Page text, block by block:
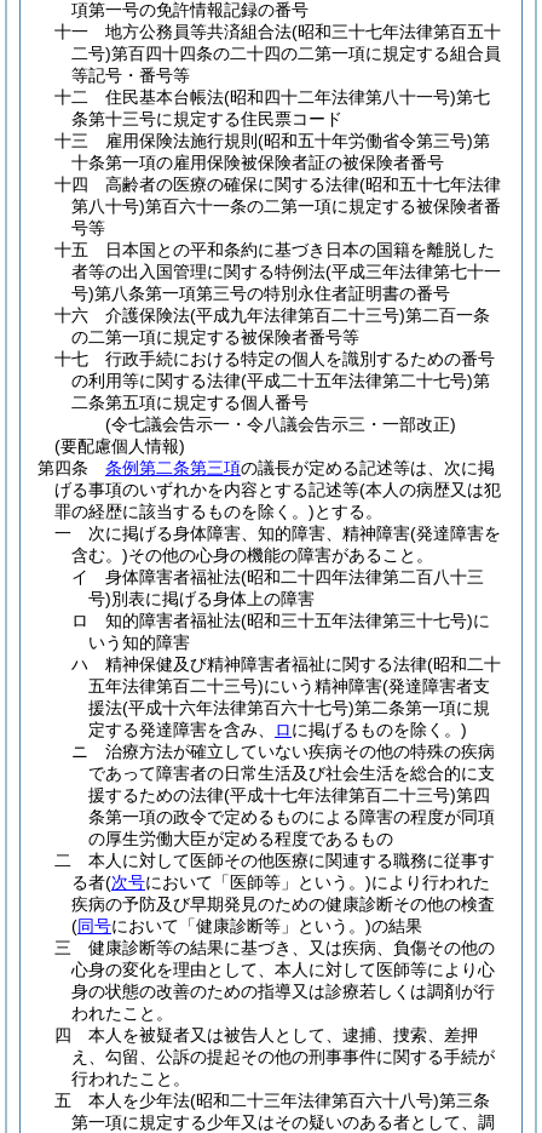
項第一号の免許情報記録の番号
十一
地方公務員等共済組合法(昭和三十七年法律第百五十
二号)第百四十四条の二十四の二第一項に規定する組合員
等記号・番号等
十二
住民基本台帳法(昭和四十二年法律第八十一号)第七
条第十三号に規定する住民票コード
十三
雇用保険法施行規則 (昭和五十年労働省令第三号)第
十条第一項の雇用保険被保険者証の被保険者番号
十四
高齢者の医療の確保に関する法律(昭和五十七年法律
第八十号)第百六十一条の二第一項に規定する被保険者番
号等
十五
日本国との平和条約に基づき日本の国籍を離脱した
者等の出入国管理に関する特例法(平成三年法律第七十一
号)第八条第一項第三号の特別永住者証明書の番号
十六
介護保険法(平成九年法律第百二十三号)第二百一条
の二第一項に規定する被保険者番号等
十七
行政手続における特定の個人を識別するための番号
の利用等に関する法律(平成二十五年法律第二十七号)第
二条第五項に規定する個人番号
(令七議会告示一・令八議会告示三・一部改正)
(要配慮個人情報)
第四条
条例第二条第三項の議長が定める記述等は、次に掲
げる事項のいずれかを内容とする記述等(本人の病歴又は犯
罪の経歴に該当するものを除く。)とする。
一
次に掲げる身体障害、知的障害、精神障害(発達障害を
含む。)その他の心身の機能の障害があること。
イ
身体障害者福祉法(昭和二十四年法律第二百八十三
号)別表に掲げる身体上の障害
ロ
知的障害者福祉法(昭和三十五年法律第三十七号)に
いう知的障害
ハ
精神保健及び精神障害者福祉に関する法律(昭和二十
五年法律第百二十三号)にいう精神障害(発達障害者支
援法(平成十六年法律第百六十七号)第二条第一項に規
定する発達障害を含み、
ロに掲げるものを除く。)
ニ
治療方法が確立していない疾病その他の特殊の疾病
であって障害者の日常生活及び社会生活を総合的に支
援するための法律(平成十七年法律第百二十三号)第四
条第一項の政令で定めるものによる障害の程度が同項
の厚生労働大臣が定める程度であるもの
二
本人に対して医師その他医療に関連する職務に従事す
る者(次号において「医師等」という。)により行われた
疾病の予防及び早期発見のための健康診断その他の検査
(同号において「健康診断等」という。)の結果
三
健康診断等の結果に基づき、又は疾病、負傷その他の
心身の変化を理由として、本人に対して医師等により心
身の状態の改善のための指導又は診療若しくは調剤が行
われたこと。
四
本人を被疑者又は被告人として、逮捕、捜索、差押
え、勾留、公訴の提起その他の刑事事件に関する手続が
行われたこと。
五
本人を少年法(昭和二十三年法律第百六十八号)第三条
第一項に規定する少年又はその疑いのある者として、調